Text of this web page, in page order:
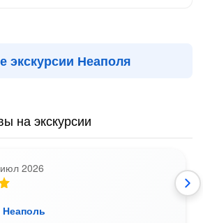
экскурсии Неаполя
на экскурсии
2026